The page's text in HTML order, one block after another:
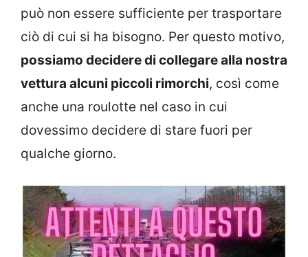
può non essere sufficiente per trasportare
ciò di cui si ha bisogno. Per questo motivo,
possiamo decidere di collegare alla nostra
vettura alcuni piccoli rimorchi, così come
anche una roulotte nel caso in cui
dovessimo decidere di stare fuori per
qualche giorno.